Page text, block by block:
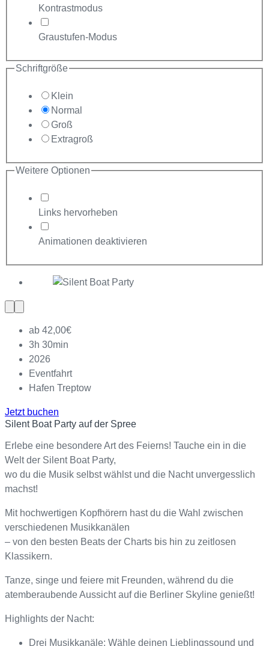
Kontrastmodus
Graustufen-Modus
Schriftgröße
Klein
Normal
Groß
Extragroß
Weitere Optionen
Links hervorheben
Animationen deaktivieren
SlideSlide
ab 42,00€
3h 30min
2026
Eventfahrt
Hafen Treptow
Jetzt buchen
Silent Boat Party auf der Spree
Erlebe eine besondere Art des Feierns! Tauche ein in die
Welt der Silent Boat Party,
wo du die Musik selbst wählst und die Nacht unvergesslich
machst!
Mit hochwertigen Kopfhörern hast du die Wahl zwischen
verschiedenen Musikkanälen
– von den besten Beats der Charts bis hin zu zeitlosen
Klassikern.
Tanze, singe und feiere mit Freunden, während du die
atemberaubende Aussicht auf die Berliner Skyline genießt!
Highlights der Nacht:
Drei Musikkanäle: Wähle deinen Lieblingssound und